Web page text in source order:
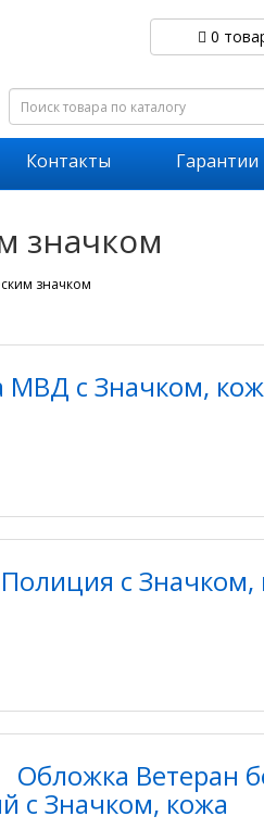
0
Контакты Гарантии
значком
значком
МВД с Значком,
с Значком,
Обложка Ветеран
с Значком, кожа